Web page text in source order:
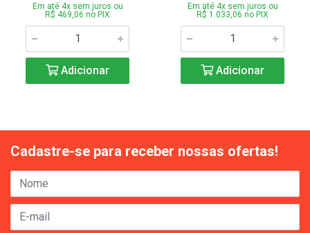
Em até 4x sem juros ou
R$ 469,06 no PIX
Adicionar
Em até 4x sem juros ou
R$ 1.033,06 no PIX
Adicionar
Cadastre-se para receber nossas ofertas!